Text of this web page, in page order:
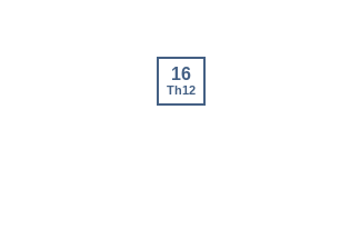
16
Th12